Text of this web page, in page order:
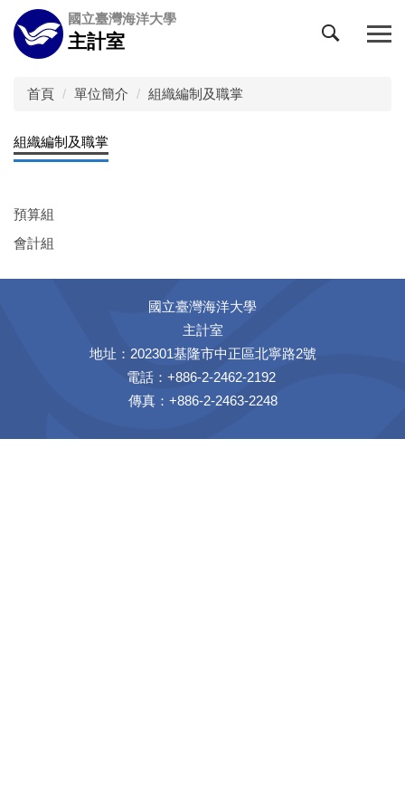
跳
到
主
區
國立臺灣海洋大學
主計室
首頁 單位簡介 組織編制及職掌
組織編制及職掌
預算組
會計組
國立臺灣海洋大學
主計室
地址：202301基隆市中正區北寧路2號
電話：+886-2-2462-2192
傳真：+886-2-2463-2248